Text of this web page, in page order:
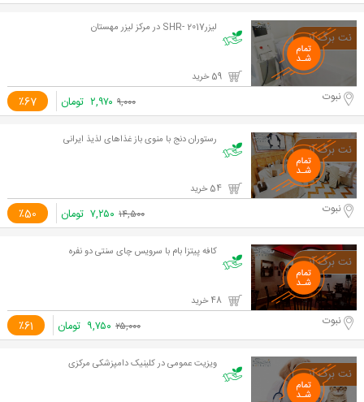
لیزر2017 -SHR در مرکز لیزر مهستان
٪67 نبوت ۹,۰۰۰ ۲,۹۷۰ تومان
رستوران دنج با منوی باز غذاهای لذیذ ایرانی
٪50 نبوت ۱۴,۵۰۰ ۷,۲۵۰ تومان
کافه پیتزا بام با سرویس چای سنتی دو نفره
٪61 نبوت ۲۵,۰۰۰ ۹,۷۵۰ تومان
ویزیت عمومی در کلینیک دامپزشکی مرکزی